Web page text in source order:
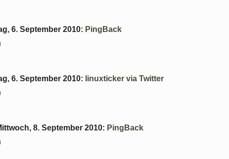
6. September 2010: PingBack
6. September 2010: linuxticker via Twitter
8. September 2010: PingBack